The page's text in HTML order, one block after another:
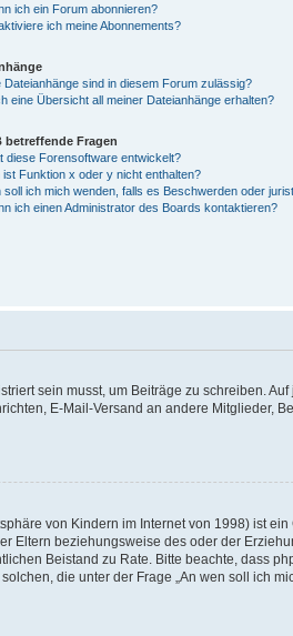
ich ein Forum abonnieren?
ich meine Abonnements?
Dateianhänge sind in diesem Forum zulässig?
eine Übersicht all meiner Dateianhänge erhalten?
betreffende Fragen
diese Forensoftware entwickelt?
ist Funktion x oder y nicht enthalten?
soll ich mich wenden, falls es Beschwerden oder
ich einen Administrator des Boards kontaktieren?
sein musst, um Beiträge zu schreiben.
E-Mail-Versand an andere Mitglieder,
von Kindern im Internet von 1998) ist
Eltern beziehungsweise des oder der
Beistand zu Rate. Bitte beachte, dass
die unter der Frage „An wen soll ich